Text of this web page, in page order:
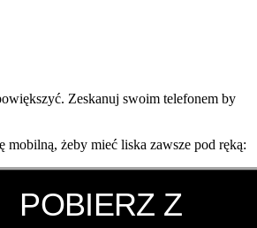
Zeskanuj swoim telefonem by
mobilną, żeby mieć liska zawsze pod ręką: